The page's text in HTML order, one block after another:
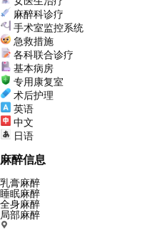
麻醉科诊疗
手术室监控系统
急救措施
各科联合诊疗
基本病房
专用康复室
术后护理
英语
中文
日语
麻醉信息
乳膏麻醉
睡眠麻醉
全身麻醉
局部麻醉